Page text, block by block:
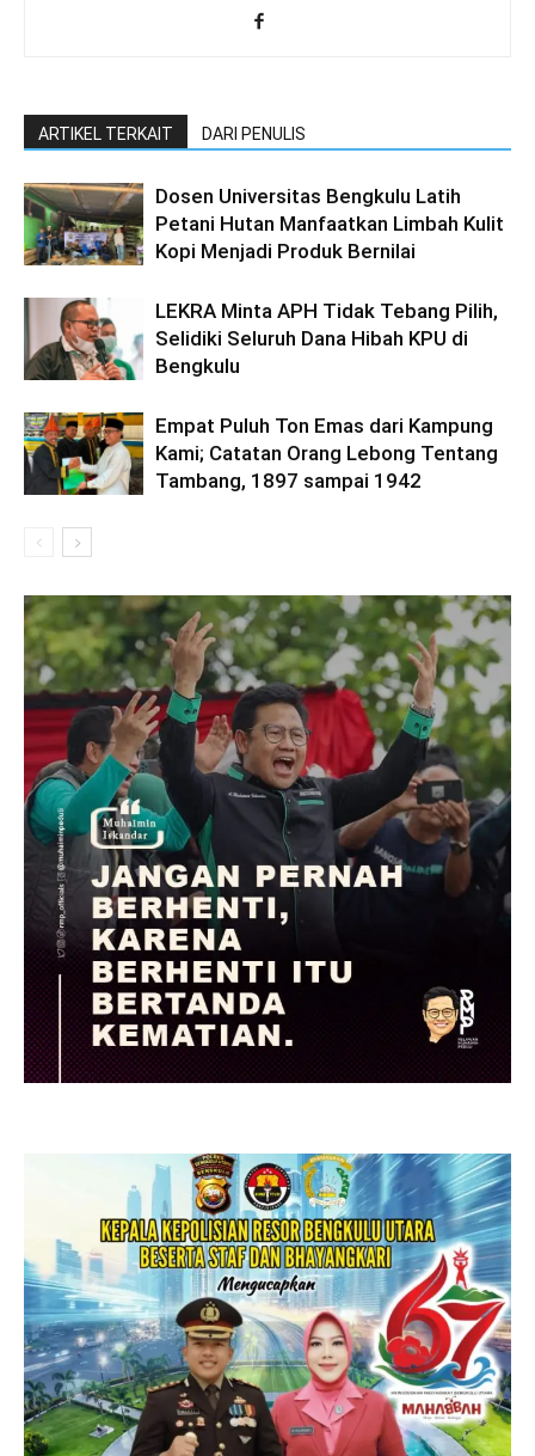
ARTIKEL TERKAIT DARI PENULIS
Dosen Universitas Bengkulu Latih
Petani Hutan Manfaatkan Limbah Kulit
Kopi Menjadi Produk Bernilai
LEKRA Minta APH Tidak Tebang Pilih,
Selidiki Seluruh Dana Hibah KPU di
Bengkulu
Empat Puluh Ton Emas dari Kampung
Kami; Catatan Orang Lebong Tentang
Tambang, 1897 sampai 1942